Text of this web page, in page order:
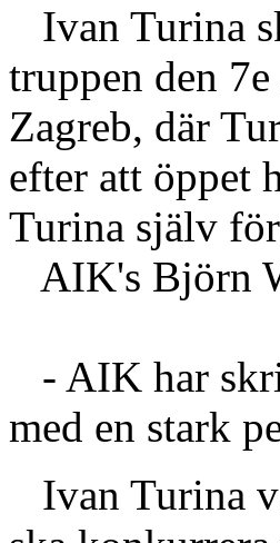
Ivan Turina
truppen den
Zagreb, där
efter att öppet
Turina själv
AIK's Björn
- AIK har
med en stark
Ivan Turina